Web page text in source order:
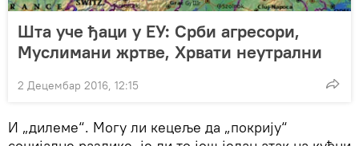
Шта уче ђаци у ЕУ: Срби агресори,
Муслимани жртве, Хрвати неутрални
2 Децембар 2016, 12:15
И „дилеме“. Могу ли кецеље да „покрију“